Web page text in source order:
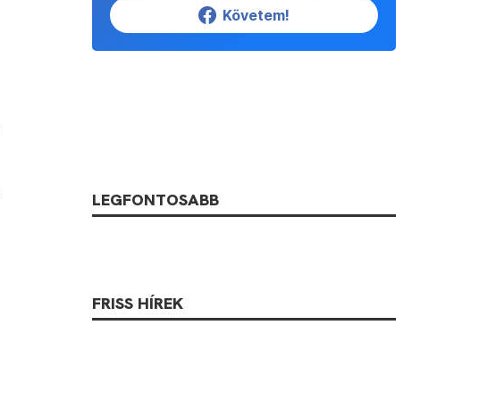
Követem!
LEGFONTOSABB
FRISS HÍREK